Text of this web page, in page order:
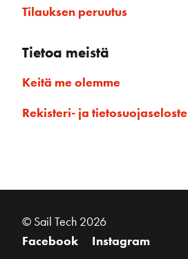
Tilauksen peruutus
Tietoa meistä
Keitä me olemme
Rekisteri- ja tietosuojaseloste
© Sail Tech 2026
Facebook
Instagram